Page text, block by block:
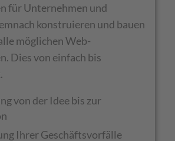
für Unternehmen und
konstruieren und bauen
möglichen Web-
Dies von einfach bis
von der Idee bis zur
Ihrer Geschäftsvorfälle